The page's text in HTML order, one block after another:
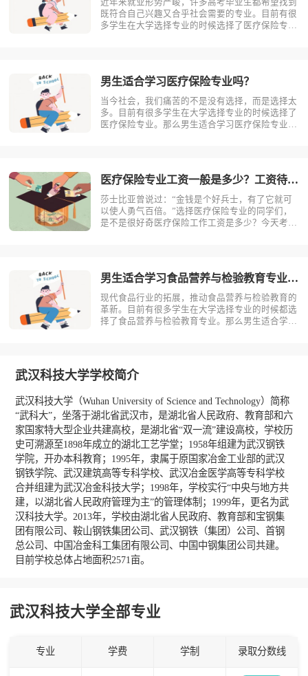
近年来就业形势严峻，许多高考毕业生都希望找到
既符合自己兴趣又合乎社会需要的专业。目前有很
多学生在大学选择专业的时候选择了医疗保险专
男生适合学习医疗保险专业吗？
当今社会，我们痛苦的不是没有选择，而是选择太
多。目前有很多学生在大学选择专业的时候选择了
医疗保险专业。那么男生适合学习医疗保险专业
医疗保险专业工资一般是多少？工资待遇好吗？
莎士比亚曾说过：“金钱是个好兵士，有了它就可
以使人勇气百倍。”选择医疗保险专业的同学们，
是不是很好奇医疗保险工作工资是多少？今天考动
市：6000-15000二线城市：?
男生适合学习食品营养与检验教育专业吗？
现代食品行业的拓展，推动食品营养与检验教育的
革新。目前有很多学生在大学选择专业的时候都选
择了食品营养与检验教育专业。那么男生适合学习
什么？食品营养与检验教育主要研究食品科?
武汉科技大学学校简介
武汉科技大学（Wuhan University of Science and Technology）简称
“武科大”，坐落于湖北省武汉市，是湖北省人民政府、教育部和六
家国家特大型企业共建高校，是湖北省“双一流”建设高校，学校历
史可溯源至1898年成立的湖北工艺学堂；1958年组建为武汉钢铁
学院，开办本科教育；1995年，隶属于原国家冶金工业部的武汉
钢铁学院、武汉建筑高等专科学校、武汉冶金医学高等专科学校
合并组建为武汉冶金科技大学；1998年，学校实行“中央与地方共
建，以湖北省人民政府管理为主”的管理体制；1999年，更名为武
汉科技大学。2013年，学校由湖北省人民政府、教育部和宝钢集
团有限公司、鞍山钢铁集团公司、武汉钢铁（集团）公司、首钢
总公司、中国冶金科工集团有限公司、中国中钢集团公司共建。
目前学校总体占地面积2571亩。
武汉科技大学全部专业
专业 学费 学制 录取分数线